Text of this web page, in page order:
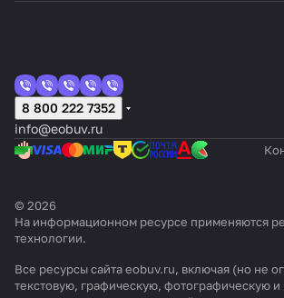
8 800 222 7352
info@eobuv.ru
© 2026
На информационном ресурсе применяются
технологии.
Все ресурсы сайта eobuv.ru, включая (но не
текстовую, графическую, фотографическую и